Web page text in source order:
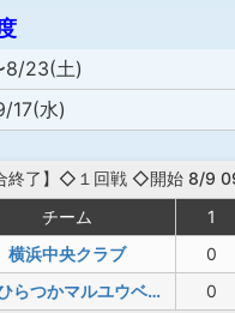
8/23(土)
17(水)
終了 】◇１回戦 ◇開始 8/9
チーム
1
横浜中央クラブ
0
湘南ひらつかマルユウベースボールクラブ
0